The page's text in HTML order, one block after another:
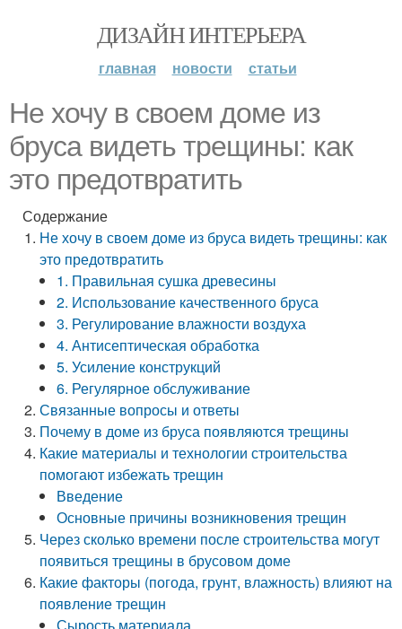
ДИЗАЙН ИНТЕРЬЕРА
главная новости статьи
Не хочу в своем доме из
бруса видеть трещины: как
это предотвратить
Содержание
Не хочу в своем доме из бруса видеть трещины: как
это предотвратить
1. Правильная сушка древесины
2. Использование качественного бруса
3. Регулирование влажности воздуха
4. Антисептическая обработка
5. Усиление конструкций
6. Регулярное обслуживание
Связанные вопросы и ответы
Почему в доме из бруса появляются трещины
Какие материалы и технологии строительства
помогают избежать трещин
Введение
Основные причины возникновения трещин
Через сколько времени после строительства могут
появиться трещины в брусовом доме
Какие факторы (погода, грунт, влажность) влияют на
появление трещин